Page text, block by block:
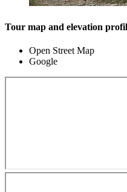
Tour map and elevation
Open Street Map
Google